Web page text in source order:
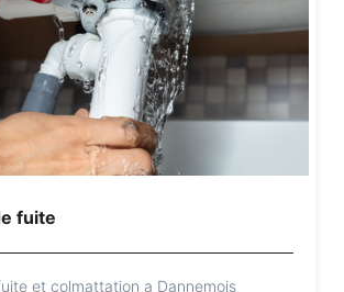
fuite
et colmattation a Dannemois